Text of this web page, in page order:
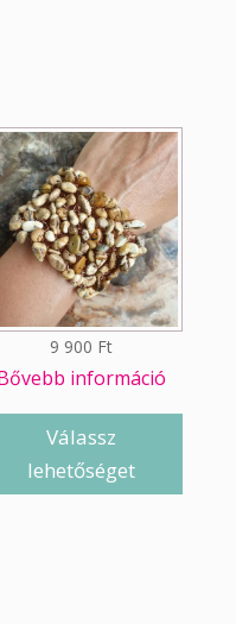
9 900 Ft
információ
Válassz
lehetőséget